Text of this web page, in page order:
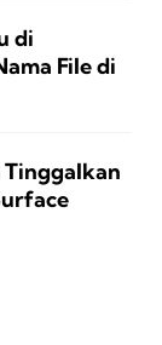
di
File di